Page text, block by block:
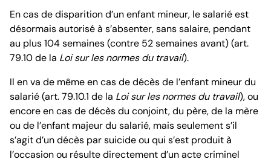
En cas de disparition d’un enfant mineur, le salarié est
désormais autorisé à s’absenter, sans salaire, pendant
au plus 104 semaines (contre 52 semaines avant) (art.
79.10 de la Loi sur les normes du travail).
Il en va de même en cas de décès de l’enfant mineur du
salarié (art. 79.10.1 de la Loi sur les normes du travail), ou
encore en cas de décès du conjoint, du père, de la mère
ou de l’enfant majeur du salarié, mais seulement s’il
s’agit d’un décès par suicide ou qui s’est produit à
l’occasion ou résulte directement d’un acte criminel